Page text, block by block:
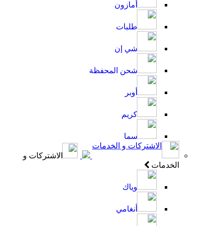
أمازون
طلبات
شي إن
شحن المحفظة
أوبر
كريم
سما
الاشتركات و الخدمات
الاشتركات و
الخدمات
وياك
أنغامي